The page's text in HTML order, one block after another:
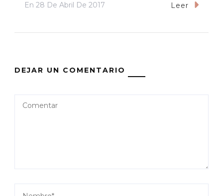
En 28 De Abril De 2017 Leer
DEJAR UN COMENTARIO